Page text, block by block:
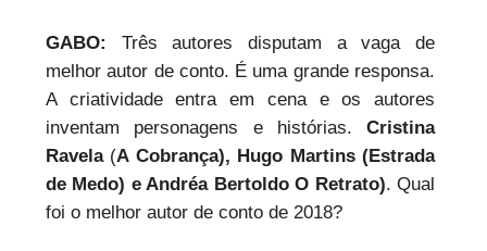
GABO: Três autores disputam a vaga de
melhor autor de conto. É uma grande responsa.
A criatividade entra em cena e os autores
inventam personagens e histórias. Cristina
Ravela (A Cobrança), Hugo Martins (Estrada
de Medo) e Andréa Bertoldo O Retrato).Qual
foi o melhor autor de conto de 2018?